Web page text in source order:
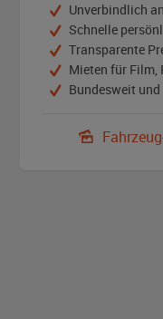
Unverbindlich
Schnelle
Transparente
Mieten für Film,
Bundesweit